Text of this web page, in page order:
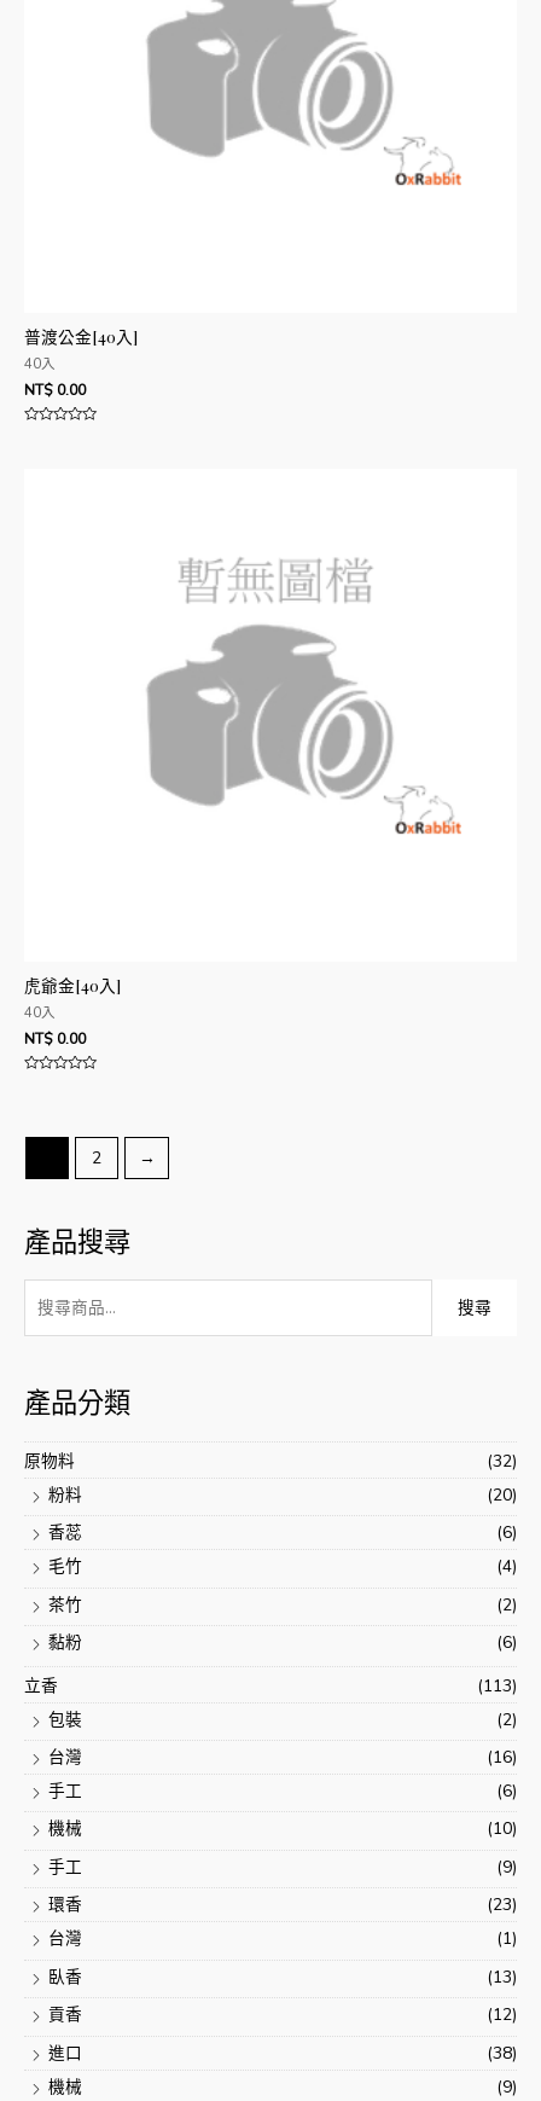
產品搜尋
搜
搜尋
產品分類
原物料
(32)
粉料
(20)
香蕊
(6)
毛竹
(4)
茶竹
(2)
黏粉
(6)
立香
(113)
包裝
(2)
台灣
(16)
手工
(6)
機械
(10)
手工
(9)
環香
(23)
台灣
(1)
臥香
(13)
貢香
(12)
進口
(38)
機械
(9)
普渡公金[40入]
40入
NT$ 0.00
虎爺金[40入]
40入
NT$ 0.00
分
2 →